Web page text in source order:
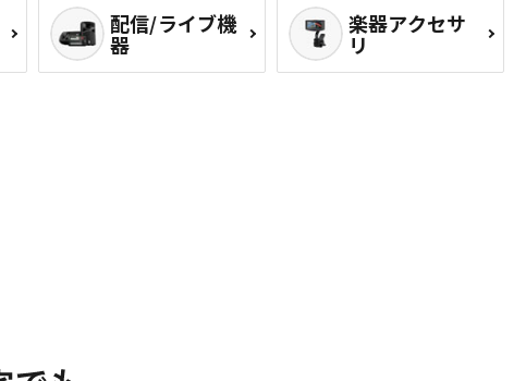
配信/ライブ機
器
楽器アクセサ
リ